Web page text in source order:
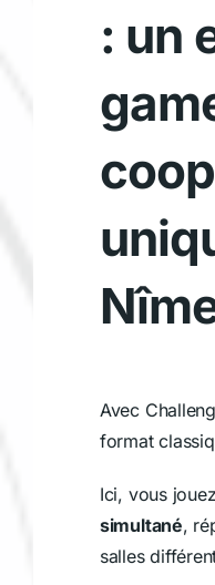
: un
Avec
format
Ici, vous
simultané,
salles